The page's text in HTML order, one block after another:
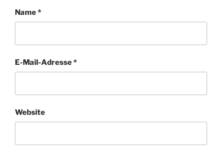
Name*
E-Mail-Adresse*
Website